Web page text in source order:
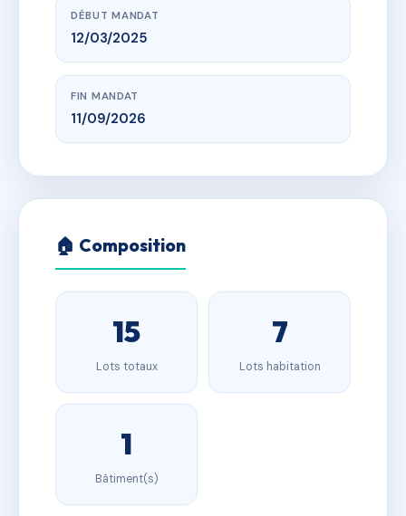
DÉBUT MANDAT
12/03/2025
FIN MANDAT
11/09/2026
🏠 Composition
15
Lots totaux
7
Lots habitation
1
Bâtiment(s)